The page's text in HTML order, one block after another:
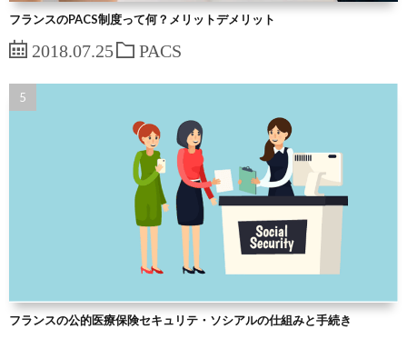
フランスのPACS制度って何？メリットデメリット
2018.07.25 PACS
フランスの公的医療保険セキュリテ・ソシアルの仕組みと手続き